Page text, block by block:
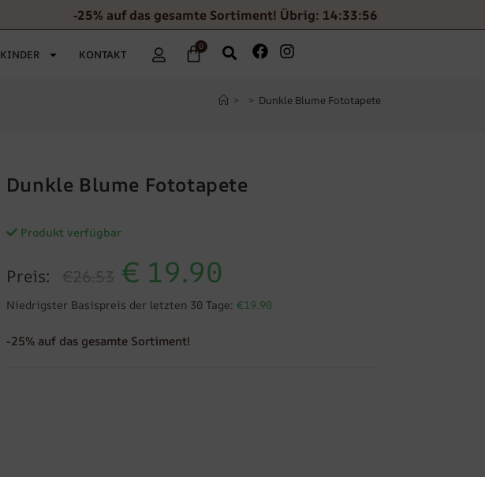
-25% auf das gesamte Sortiment! Übrig: 14:33:55
KINDER KONTAKT
0
> > Dunkle Blume Fototapete
Dunkle Blume Fototapete
Produkt verfügbar
Preis: €26.53 € 19.90
Niedrigster Basispreis der letzten 30 Tage: €19.90
-25% auf das gesamte Sortiment!